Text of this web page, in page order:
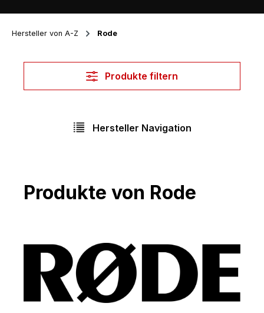
Hersteller von A-Z Rode
Produkte filtern
Hersteller Navigation
Produkte von Rode